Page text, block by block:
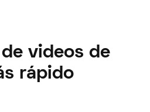
videos de
rápido